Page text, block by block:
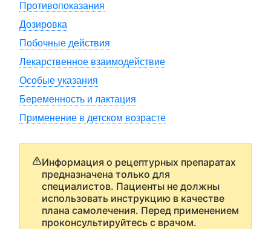
Противопоказания
Дозировка
Побочные действия
Лекарственное взаимодействие
Особые указания
Беременность и лактация
Применение в детском возрасте
Информация о рецептурных препаратах
предназначена только для
специалистов. Пациенты не должны
использовать инструкцию в качестве
плана самолечения. Перед применением
проконсультируйтесь с врачом.